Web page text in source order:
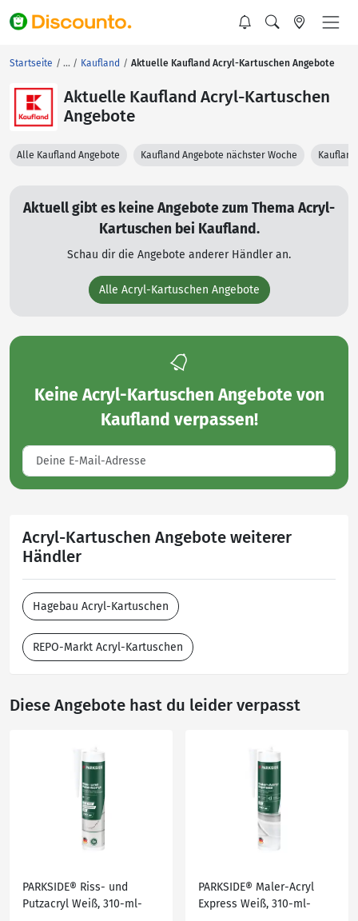
Startseite Kaufland Aktuelle Kaufland Acryl-Kartuschen Angebote
Aktuelle Kaufland Acryl-Kartuschen
Angebote
Alle Kaufland Angebote Kaufland Angebote nächster Woche
Aktuell gibt es keine Angebote zum Thema Acryl-
Kartuschen bei Kaufland.
Schau dir die Angebote anderer Händler an.
Alle Acryl-Kartuschen Angebote
Keine Acryl-Kartuschen Angebote von
Kaufland verpassen!
Acryl-Kartuschen Angebote weiterer
Händler
Hagebau Acryl-Kartuschen
REPO-Markt Acryl-Kartuschen
Diese Angebote hast du leider verpasst
PARKSIDE® Riss- und
Putzacryl Weiß, 310-ml-
PARKSIDE® Maler-Acryl
Express Weiß, 310-ml-